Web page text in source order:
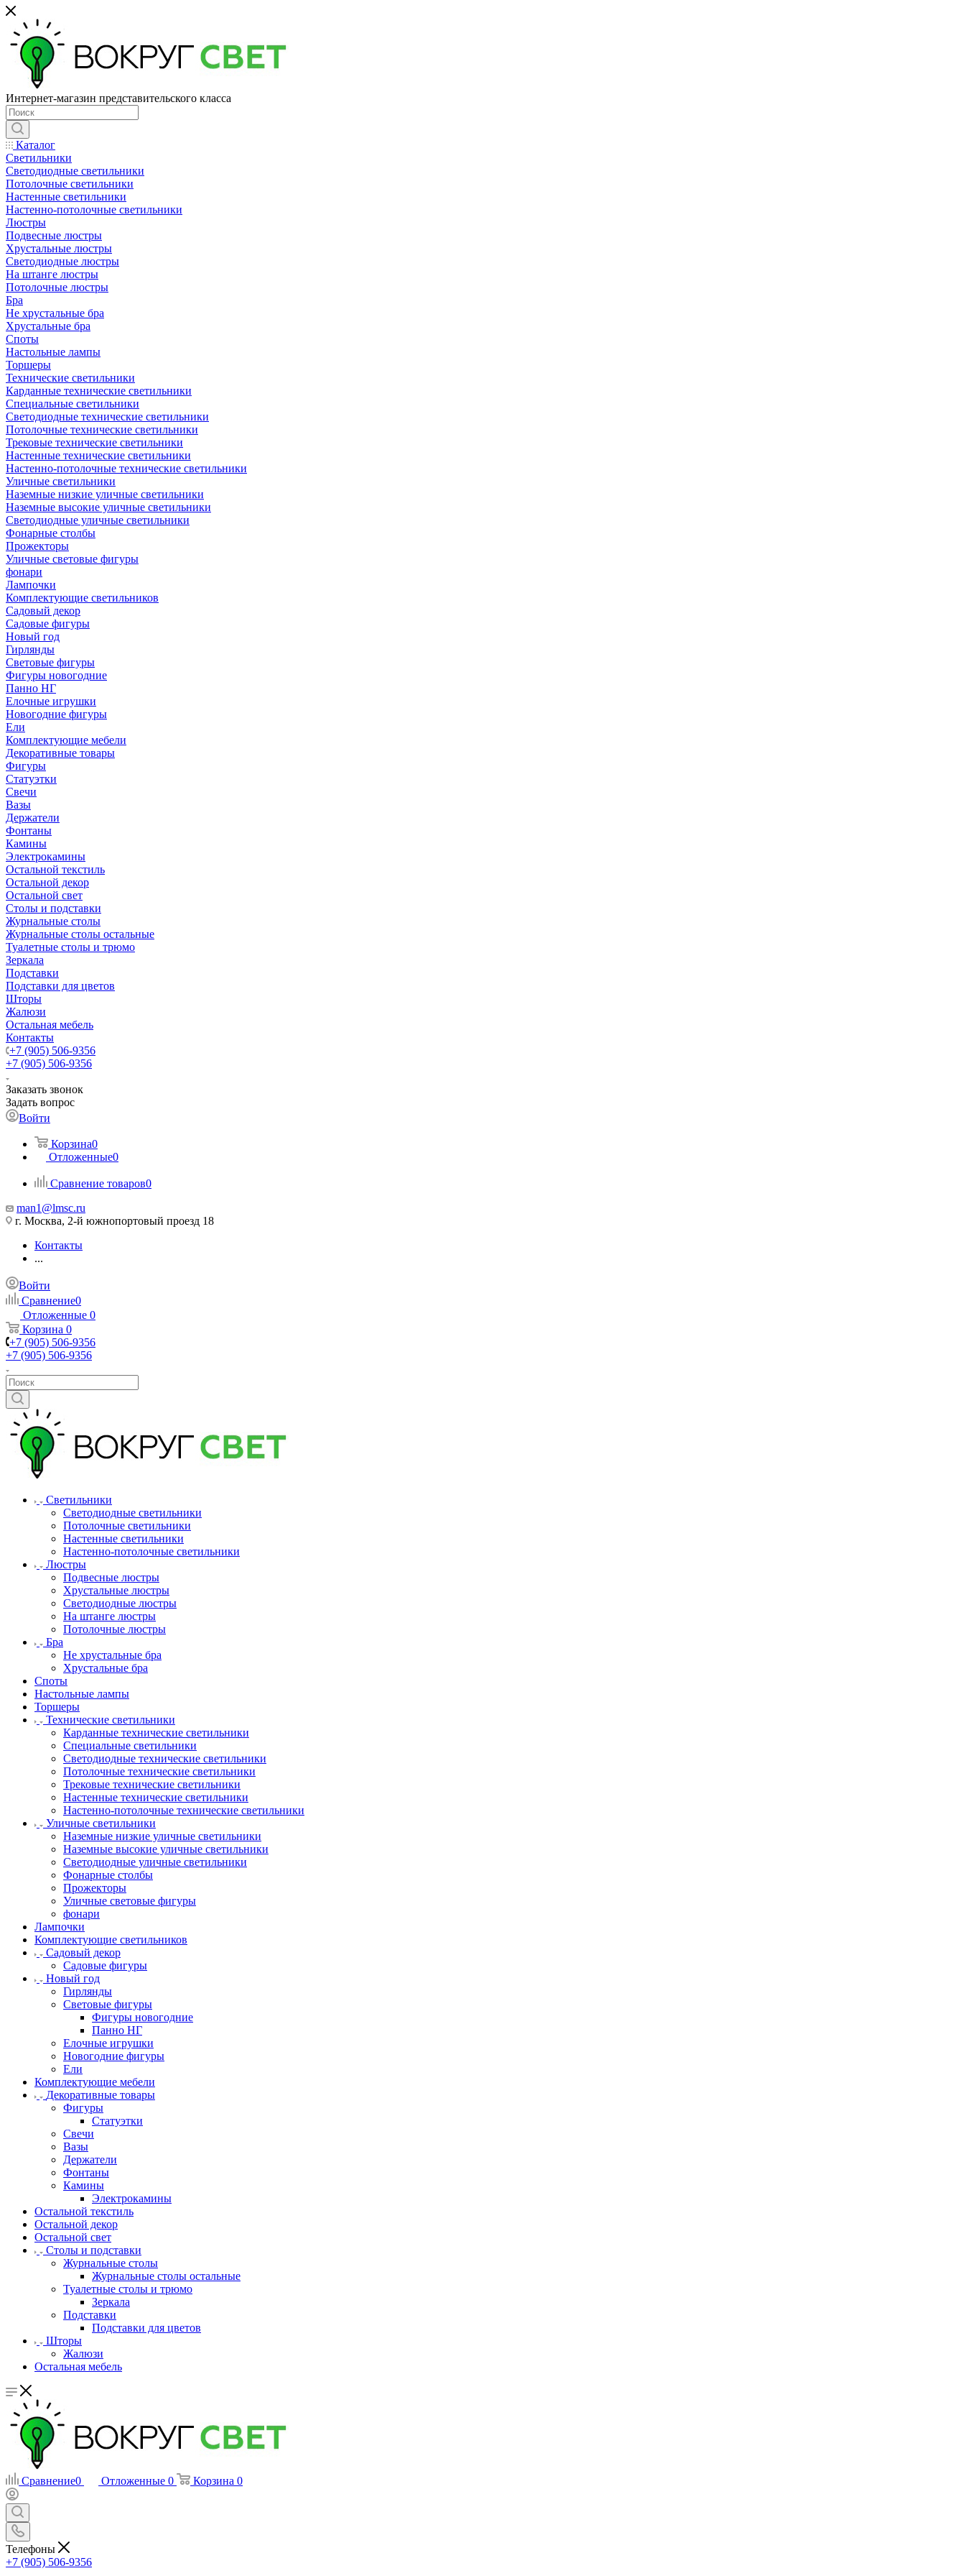
Интернет-магазин представительского класса
Каталог
Светильники
Светодиодные светильники
Потолочные светильники
Настенные светильники
Настенно-потолочные светильники
Люстры
Подвесные люстры
Хрустальные люстры
Светодиодные люстры
На штанге люстры
Потолочные люстры
Бра
Не хрустальные бра
Хрустальные бра
Споты
Настольные лампы
Торшеры
Технические светильники
Карданные технические светильники
Специальные светильники
Светодиодные технические светильники
Потолочные технические светильники
Трековые технические светильники
Настенные технические светильники
Настенно-потолочные технические светильники
Уличные светильники
Наземные низкие уличные светильники
Наземные высокие уличные светильники
Светодиодные уличные светильники
Фонарные столбы
Прожекторы
Уличные световые фигуры
фонари
Лампочки
Комплектующие светильников
Садовый декор
Садовые фигуры
Новый год
Гирлянды
Световые фигуры
Фигуры новогодние
Панно НГ
Елочные игрушки
Новогодние фигуры
Ели
Комплектующие мебели
Декоративные товары
Фигуры
Статуэтки
Свечи
Вазы
Держатели
Фонтаны
Камины
Электрокамины
Остальной текстиль
Остальной декор
Остальной свет
Столы и подставки
Журнальные столы
Журнальные столы остальные
Туалетные столы и трюмо
Зеркала
Подставки
Подставки для цветов
Шторы
Жалюзи
Остальная мебель
Контакты
+7 (905) 506-9356
+7 (905) 506-9356
Заказать звонок
Задать вопрос
Войти
Корзина0
Отложенные0
Сравнение товаров0
man1@lmsc.ru
г. Москва, 2-й южнопортовый проезд 18
Контакты
...
Войти
Сравнение0
Отложенные 0
Корзина 0
+7 (905) 506-9356
+7 (905) 506-9356
Светильники
Светодиодные светильники
Потолочные светильники
Настенные светильники
Настенно-потолочные светильники
Люстры
Подвесные люстры
Хрустальные люстры
Светодиодные люстры
На штанге люстры
Потолочные люстры
Бра
Не хрустальные бра
Хрустальные бра
Споты
Настольные лампы
Торшеры
Технические светильники
Карданные технические светильники
Специальные светильники
Светодиодные технические светильники
Потолочные технические светильники
Трековые технические светильники
Настенные технические светильники
Настенно-потолочные технические светильники
Уличные светильники
Наземные низкие уличные светильники
Наземные высокие уличные светильники
Светодиодные уличные светильники
Фонарные столбы
Прожекторы
Уличные световые фигуры
фонари
Лампочки
Комплектующие светильников
Садовый декор
Садовые фигуры
Новый год
Гирлянды
Световые фигуры
Фигуры новогодние
Панно НГ
Елочные игрушки
Новогодние фигуры
Ели
Комплектующие мебели
Декоративные товары
Фигуры
Статуэтки
Свечи
Вазы
Держатели
Фонтаны
Камины
Электрокамины
Остальной текстиль
Остальной декор
Остальной свет
Столы и подставки
Журнальные столы
Журнальные столы остальные
Туалетные столы и трюмо
Зеркала
Подставки
Подставки для цветов
Шторы
Жалюзи
Остальная мебель
Сравнение0 Отложенные 0 Корзина 0
Телефоны
+7 (905) 506-9356